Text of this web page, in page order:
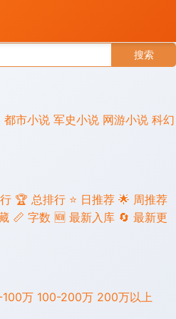
搜索
都市小说 军史小说 网游小说 科幻
🏆 总排行 ⭐ 日推荐 🌟 周推荐
📏 字数 🆕 最新入库 🔄 最新更
万 100-200万 200万以上